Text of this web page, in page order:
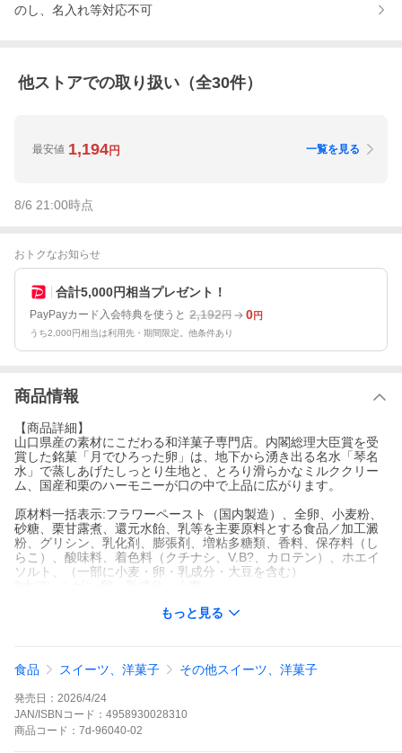
のし、名入れ等対応不可
他ストアでの取り扱い（全30件）
最安値 1,194円 一覧を見る
8/6 21:00時点
おトクなお知らせ
合計5,000円相当プレゼント！
PayPayカード入会特典を使うと 2,192円 0円
うち2,000円相当は利用先・期間限定。他条件あり
商品情報
【商品詳細】
山口県産の素材にこだわる和洋菓子専門店。内閣総理大臣賞を受
賞した銘菓「月でひろった卵」は、地下から湧き出る名水「琴名
水」で蒸しあげたしっとり生地と、とろり滑らかなミルククリー
ム、国産和栗のハーモニーが口の中で上品に広がります。
原材料一括表示:フラワーペースト（国内製造）、全卵、小麦粉、
砂糖、栗甘露煮、還元水飴、乳等を主要原料とする食品／加工澱
粉、グリシン、乳化剤、膨張剤、増粘多糖類、香料、保存料（し
らこ）、酸味料、着色料（クチナシ、V.B?、カロテン）、ホエイ
ソルト、（一部に小麦・卵・乳成分・大豆を含む）
もっと見る
食品 スイーツ、洋菓子 その他スイーツ、洋菓子
発売日： 2026/4/24
JAN/ISBNコード： 4958930028310
商品 コード： 7d-96040-02